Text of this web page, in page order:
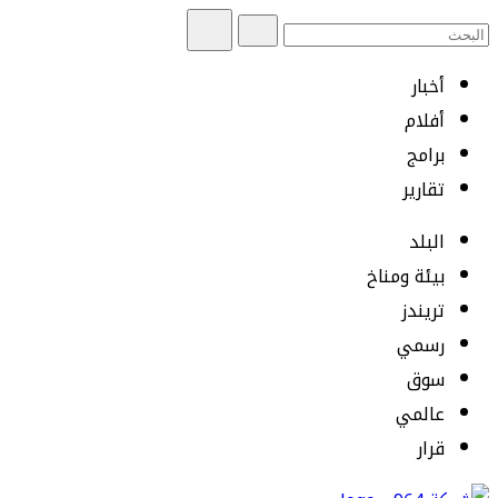
أخبار
أفلام
برامج
تقارير
البلد
بيئة ومناخ
تريندز
رسمي
سوق
عالمي
قرار